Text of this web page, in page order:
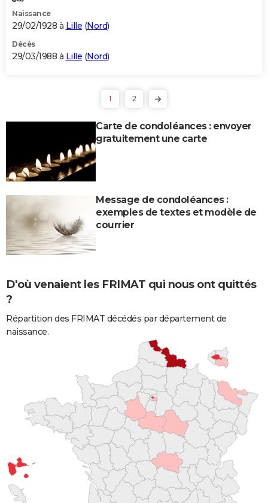
Naissance
29/02/1928 à Lille (Nord)
Décès
29/03/1988 à Lille (Nord)
1 2
Carte de condoléances : envoyer
gratuitement une carte
Message de condoléances :
exemples de textes et modèle de
courrier
D'où venaient les FRIMAT qui nous ont quittés
?
Répartition des FRIMAT décédés par département de
naissance.